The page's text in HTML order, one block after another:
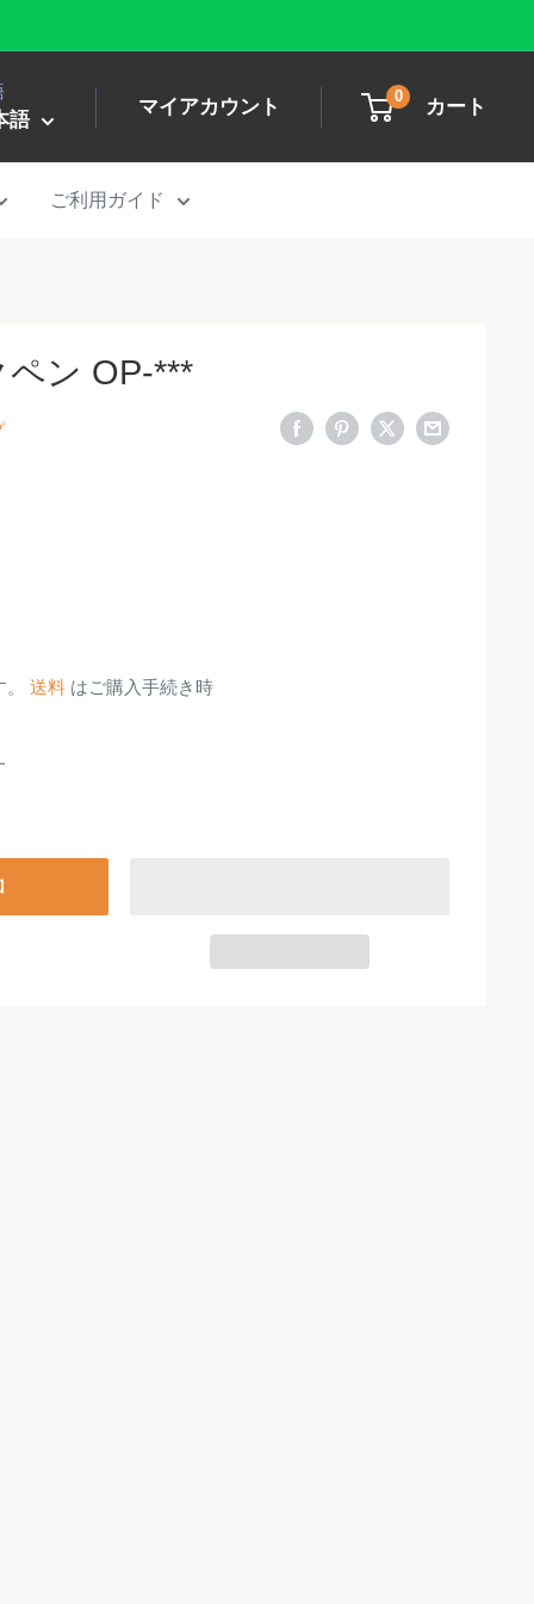
語
マイアカウント 0 カート
ご利用ガイド
ン OP-***
送料 はご購入手続き時